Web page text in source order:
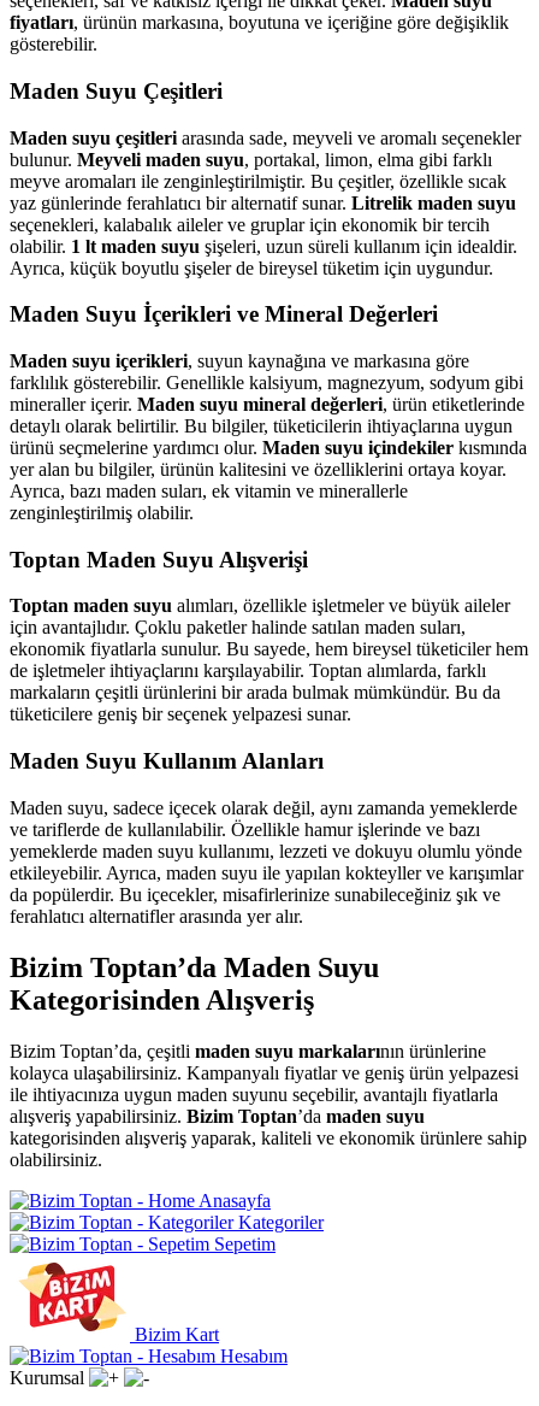
fiyatları, ürünün markasına, boyutuna ve içeriğine göre değişiklik
gösterebilir.
Maden Suyu Çeşitleri
Maden suyu çeşitleri arasında sade, meyveli ve aromalı seçenekler
bulunur. Meyveli maden suyu, portakal, limon, elma gibi farklı
meyve aromaları ile zenginleştirilmiştir. Bu çeşitler, özellikle sıcak
yaz günlerinde ferahlatıcı bir alternatif sunar. Litrelik maden suyu
seçenekleri, kalabalık aileler ve gruplar için ekonomik bir tercih
olabilir. 1 lt maden suyu şişeleri, uzun süreli kullanım için idealdir.
Ayrıca, küçük boyutlu şişeler de bireysel tüketim için uygundur.
Maden Suyu İçerikleri ve Mineral Değerleri
Maden suyu içerikleri, suyun kaynağına ve markasına göre
farklılık gösterebilir. Genellikle kalsiyum, magnezyum, sodyum gibi
mineraller içerir. Maden suyu mineral değerleri, ürün etiketlerinde
detaylı olarak belirtilir. Bu bilgiler, tüketicilerin ihtiyaçlarına uygun
ürünü seçmelerine yardımcı olur. Maden suyu içindekiler kısmında
yer alan bu bilgiler, ürünün kalitesini ve özelliklerini ortaya koyar.
Ayrıca, bazı maden suları, ek vitamin ve minerallerle
zenginleştirilmiş olabilir.
Toptan Maden Suyu Alışverişi
Toptan maden suyu alımları, özellikle işletmeler ve büyük aileler
için avantajlıdır. Çoklu paketler halinde satılan maden suları,
ekonomik fiyatlarla sunulur. Bu sayede, hem bireysel tüketiciler hem
de işletmeler ihtiyaçlarını karşılayabilir. Toptan alımlarda, farklı
markaların çeşitli ürünlerini bir arada bulmak mümkündür. Bu da
tüketicilere geniş bir seçenek yelpazesi sunar.
Maden Suyu Kullanım Alanları
Maden suyu, sadece içecek olarak değil, aynı zamanda yemeklerde
ve tariflerde de kullanılabilir. Özellikle hamur işlerinde ve bazı
yemeklerde maden suyu kullanımı, lezzeti ve dokuyu olumlu yönde
etkileyebilir. Ayrıca, maden suyu ile yapılan kokteyller ve karışımlar
da popülerdir. Bu içecekler, misafirlerinize sunabileceğiniz şık ve
ferahlatıcı alternatifler arasında yer alır.
Bizim Toptan’da Maden Suyu
Kategorisinden Alışveriş
Bizim Toptan’da, çeşitli maden suyu markalarının ürünlerine
kolayca ulaşabilirsiniz. Kampanyalı fiyatlar ve geniş ürün yelpazesi
ile ihtiyacınıza uygun maden suyunu seçebilir, avantajlı fiyatlarla
alışveriş yapabilirsiniz. Bizim Toptan’da maden suyu
kategorisinden alışveriş yaparak, kaliteli ve ekonomik ürünlere sahip
olabilirsiniz.
Anasayfa
Kategoriler
Sepetim
Bizim Kart
Hesabım
Kurumsal